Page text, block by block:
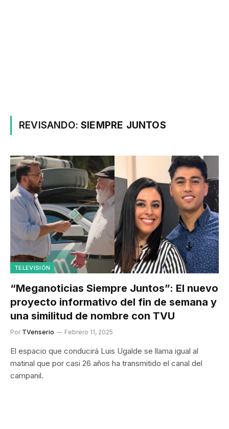
REVISANDO:SIEMPRE JUNTOS
TELEVISIÓN
“Meganoticias Siempre Juntos”: El nuevo
proyecto informativo del fin de semana y
una similitud de nombre con TVU
Por TVenserio Febrero 11, 2025
El espacio que conducirá Luis Ugalde se llama igual al
matinal que por casi 26 años ha transmitido el canal del
campanil.